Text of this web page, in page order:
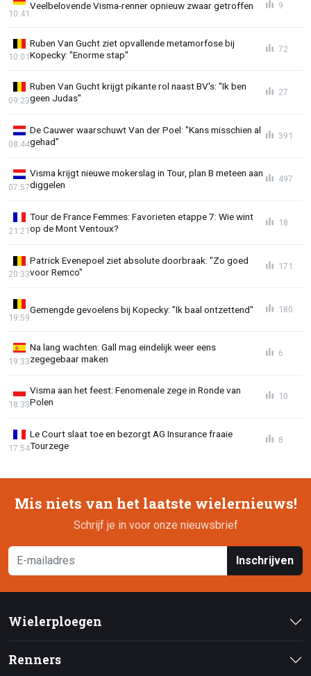
Veelbelovende Visma-renner opnieuw zwaar getroffen
10:41
9
Ruben Van Gucht ziet opvallende metamorfose bij
Kopecky: "Enorme stap"
10:01
72
Ruben Van Gucht krijgt pikante rol naast BV's: "Ik ben
geen Judas"
09:23
27
De Cauwer waarschuwt Van der Poel: "Kans misschien al
gehad"
08:44
391
Visma krijgt nieuwe mokerslag in Tour, plan B meteen aan
diggelen
07:57
497
Tour de France Femmes: Favorieten etappe 7: Wie wint
op de Mont Ventoux?
21:21
18
Patrick Evenepoel ziet absolute doorbraak: "Zo goed
voor Remco"
20:33
171
Gemengde gevoelens bij Kopecky: "Ik baal ontzettend"
19:59
180
Na lang wachten: Gall mag eindelijk weer eens
zegegebaar maken
19:33
6
Visma aan het feest: Fenomenale zege in Ronde van
Polen
18:33
10
Le Court slaat toe en bezorgt AG Insurance fraaie
Tourzege
17:54
8
Mis niets van het laatste wielernieuws!
Schrijf je in voor onze nieuwsbrief
Inschrijven
Wielerploegen
Renners